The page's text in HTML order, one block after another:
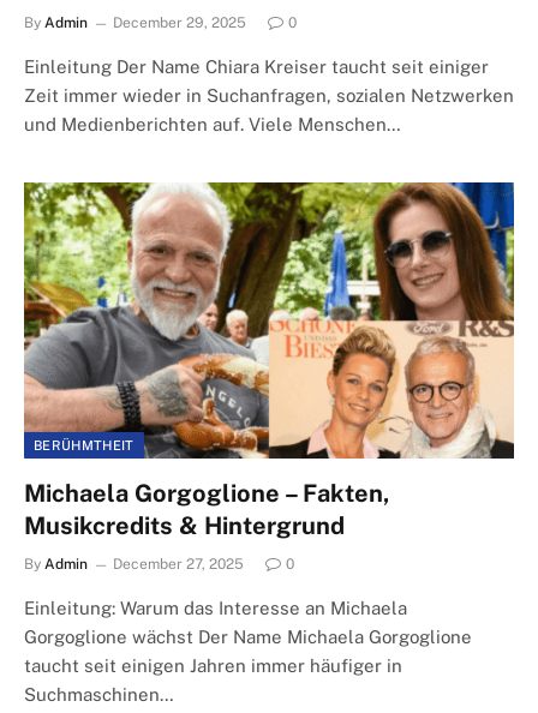
By Admin December 29, 2025 0
Einleitung Der Name Chiara Kreiser taucht seit einiger
Zeit immer wieder in Suchanfragen, sozialen Netzwerken
und Medienberichten auf. Viele Menschen…
BERÜHMTHEIT
Michaela Gorgoglione – Fakten,
Musikcredits & Hintergrund
By Admin December 27, 2025 0
Einleitung: Warum das Interesse an Michaela
Gorgoglione wächst Der Name Michaela Gorgoglione
taucht seit einigen Jahren immer häufiger in
Suchmaschinen…